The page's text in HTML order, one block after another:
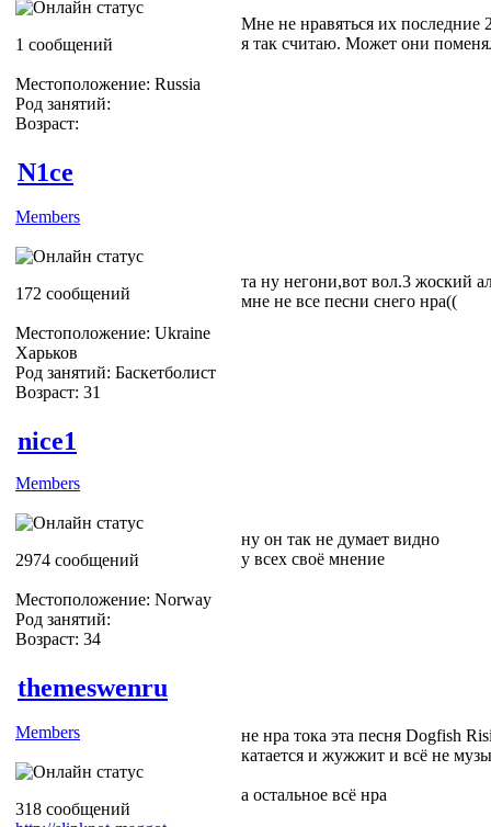
1 сообщений
Местоположение: Russia
Род занятий:
Возраст:
Мне не нравяться их
я так считаю. Может они
N1ce
Members
172 сообщений
Местоположение: Ukraine
Харьков
Род занятий: Баскетболист
Возраст: 31
та ну негони,вот вол.3 жоский
мне не все песни снего нра((
nice1
Members
2974 сообщений
Местоположение: Norway
Род занятий:
Возраст: 34
ну он так не думает видно
у всех своё мнение
themeswenru
Members
318 сообщений
не нра тока эта песня Dogfish
катается и жужжит и всё не
а остальное всё нра